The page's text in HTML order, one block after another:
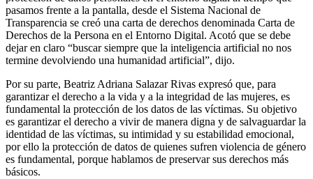
pasamos frente a la pantalla, desde el Sistema Nacional de
Transparencia se creó una carta de derechos denominada Carta de
Derechos de la Persona en el Entorno Digital. Acotó que se debe
dejar en claro “buscar siempre que la inteligencia artificial no nos
termine devolviendo una humanidad artificial”, dijo.
Por su parte, Beatriz Adriana Salazar Rivas expresó que, para
garantizar el derecho a la vida y a la integridad de las mujeres, es
fundamental la protección de los datos de las víctimas. Su objetivo
es garantizar el derecho a vivir de manera digna y de salvaguardar la
identidad de las víctimas, su intimidad y su estabilidad emocional,
por ello la protección de datos de quienes sufren violencia de género
es fundamental, porque hablamos de preservar sus derechos más
básicos.